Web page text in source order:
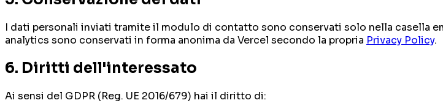
I dati personali inviati tramite il modulo di contatto sono conservati solo nella casella
analytics sono conservati in forma anonima da Vercel secondo la propria Privacy Policy.
6. Diritti dell'interessato
Ai sensi del GDPR (Reg. UE 2016/679) hai il diritto di: